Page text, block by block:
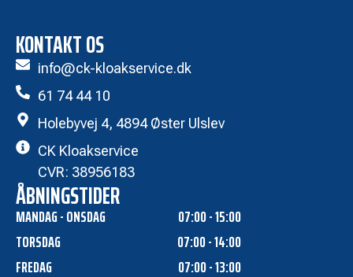
KONTAKT OS
info@ck-kloakservice.dk
61 74 44 10
Holebyvej 4, 4894 Øster Ulslev
CK Kloakservice
CVR: 38956183
ÅBNINGSTIDER
MANDAG - ONSDAG
07:00 - 15:00
TORSDAG
07:00 - 14:00
FREDAG
07:00 - 13:00